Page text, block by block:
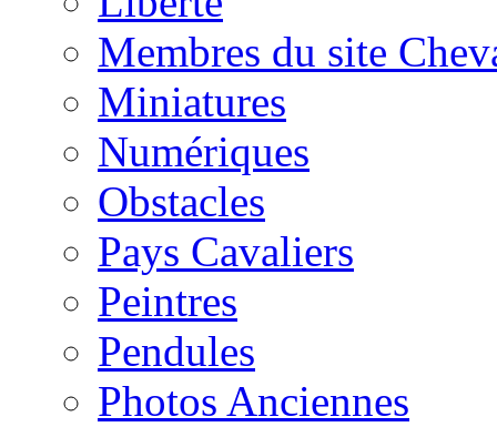
Membres du site
Miniatures
Numériques
Obstacles
Pays Cavaliers
Peintres
Pendules
Photos Anciennes